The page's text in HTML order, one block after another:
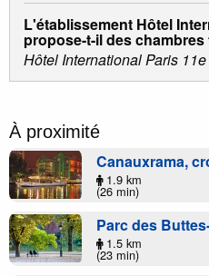
L'établissement Hôtel
propose-t-il des chambres
Hôtel International Paris
À proximité
Canauxrama,
1.9 km
(26 min)
Parc des
1.5 km
(23 min)